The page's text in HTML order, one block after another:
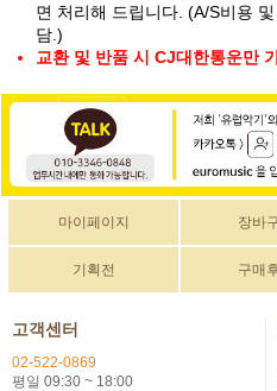
면 처리해 드립니다. (A/S비용
담.)
교환 및 반품 시 CJ대한통운만
마이페이지 장바
기획전 구매
고객센터
02-522-0869
평일 09:30 ~ 18:00